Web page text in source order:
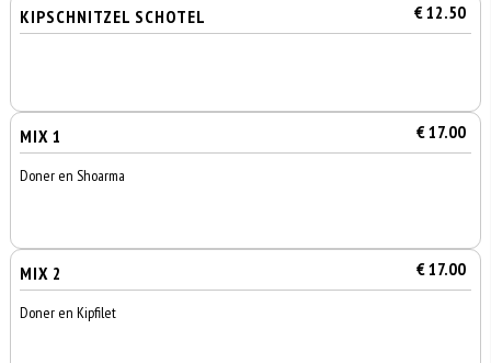
KIPSCHNITZEL SCHOTEL € 12.50
MIX 1 € 17.00
Doner en Shoarma
MIX 2 € 17.00
Doner en Kipfilet